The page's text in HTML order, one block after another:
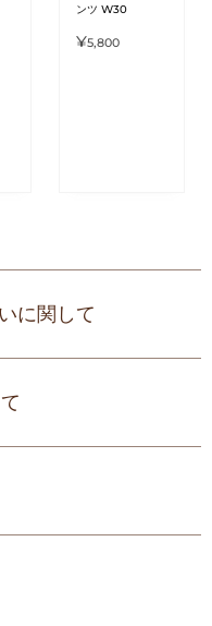
ンツ W30
¥5,800
に関して